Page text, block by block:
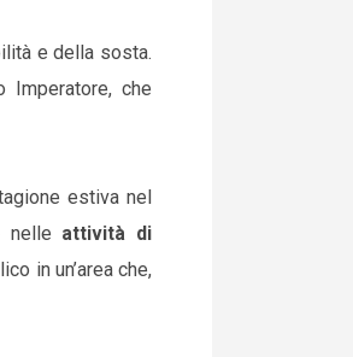
e della sosta.
Imperatore, che
estiva nel
nelle attività di
in un’area che,